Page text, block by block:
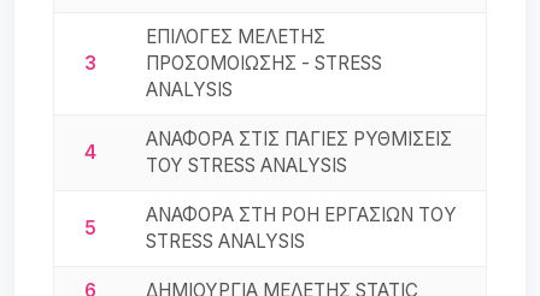
3
ΕΠΙΛΟΓΕΣ ΜΕΛΕΤΗΣ
ΠΡΟΣΟΜΟΙΩΣΗΣ - STRESS
ANALYSIS
4
ΑΝΑΦΟΡΑ ΣΤΙΣ ΠΑΓΙΕΣ ΡΥΘΜΙΣΕΙΣ
ΤΟΥ STRESS ANALYSIS
5
ΑΝΑΦΟΡΑ ΣΤΗ ΡΟΗ ΕΡΓΑΣΙΩΝ ΤΟY
STRESS ANALYSIS
6 ΔΗΜΙΟΥΡΓΙΑ ΜΕΛΕΤΗΣ STATIC